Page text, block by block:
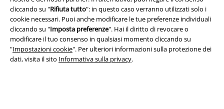
cliccando su "Rifiuta tutto": in questo caso verranno utilizzati solo i
cookie necessari. Puoi anche modificare le tue preferenze individuali
cliccando su "Imposta preferenze". Hai il diritto di revocare o
modificare il tuo consenso in qualsiasi momento cliccando su
"Impostazioni cookie". Per ulteriori informazioni sulla protezione dei
dati, visita il sito Informativa sulla privacy.
Smaltimento rifiuti e protezione dell’ambiente
Dichiarazione di Conformità
Informazioni sull'accessibilità